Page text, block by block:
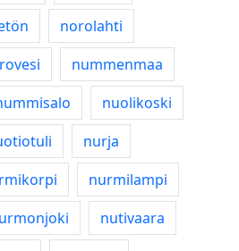
norolahti
nummenmaa
nuolikoski
nurja
nurmilampi
nutivaara